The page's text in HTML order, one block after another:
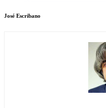
José Escribano